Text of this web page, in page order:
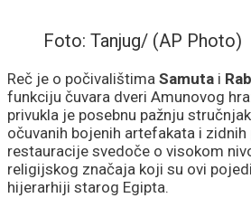
Foto: Tanjug/ (AP Photo)
Reč je o počivalištima Samuta i
funkciju čuvara dveri Amunovog
privukla je posebnu pažnju
očuvanih bojenih artefakata i zidnih
restauracije svedoče o visokom
religijskog značaja koji su ovi
hijerarhiji starog Egipta.